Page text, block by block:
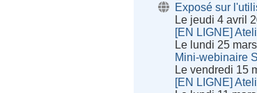
Exposé sur
Le jeudi 4 avril
[EN LIGNE]
Le lundi 25
Mini-webinaire
Le vendredi 15
[EN LIGNE]